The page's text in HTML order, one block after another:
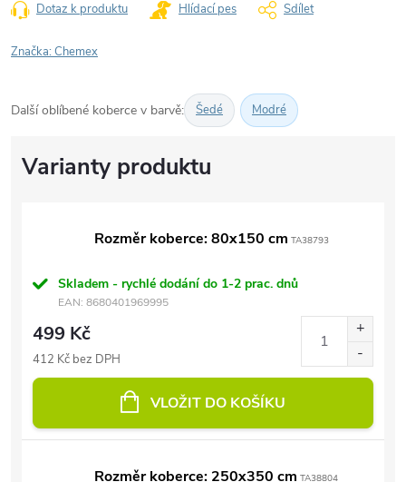
Dotaz k produktu Hlídací pes Sdílet
Značka:Chemex
Další oblíbené koberce v barvě: Šedé Modré
Rozměr koberce: 80x150 cm TA38793
Skladem - rychlé dodání do 1-2 prac. dnů
EAN: 8680401969995
499 Kč
412 Kč bez DPH
VLOŽIT DO KOŠÍKU
Rozměr koberce: 250x350 cm TA38804